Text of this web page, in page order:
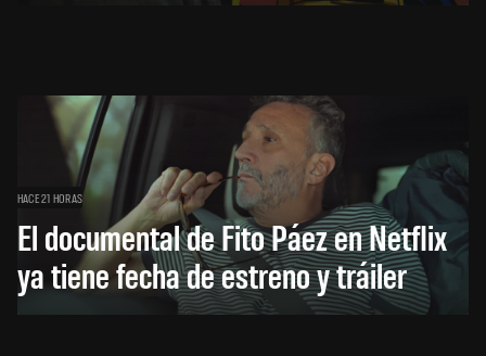
HACE 21 HORAS
El documental de Fito Páez en Netflix
ya tiene fecha de estreno y tráiler